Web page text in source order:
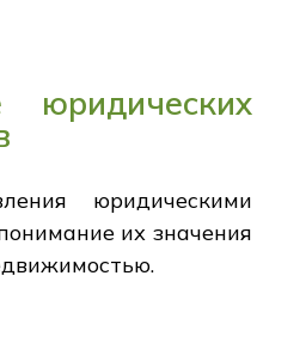
юридических
юридическими
их значения